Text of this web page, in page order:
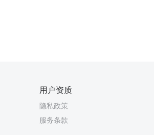
用户资质
隐私政策
服务条款